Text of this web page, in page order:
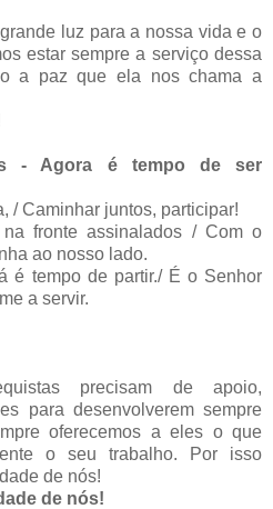
luz para a nossa vida e o
estar sempre a serviço dessa
a paz que ela nos chama a
- Agora é tempo de ser
/ Caminhar juntos, participar!
fronte assinalados / Com o
ao nosso lado.
é tempo de partir./ É o Senhor
a servir.
precisam de apoio,
para desenvolverem sempre
oferecemos a eles o que
o seu trabalho. Por isso
de nós!
de nós!